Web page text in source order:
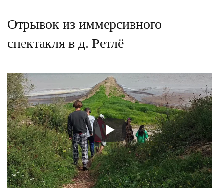
Отрывок из иммерсивного
спектакля в д. Ретлё